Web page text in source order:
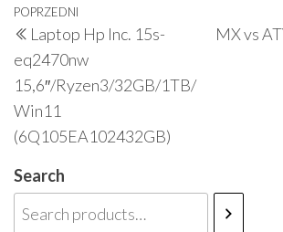
Nawigacja
wpisu
Poprzedni
wpis
POPRZEDNI
Laptop Hp Inc. 15s-
eq2470nw
15,6″/Ryzen3/32GB/1TB/
Win11
(6Q105EA102432GB)
MX vs
Search